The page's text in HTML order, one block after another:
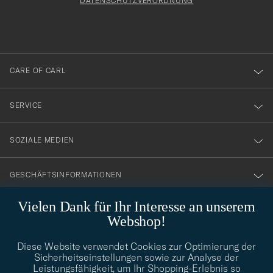
Vielen Dank für Ihr Interesse an unserem
Webshop!
Diese Website verwendet Cookies zur Optimierung der
Sicherheitseinstellungen sowie zur Analyse der
Leistungsfähigkeit, um Ihr Shopping-Erlebnis so
dig
till
vårt
nyhetsbrev!
CARE OF CARL
SERVICE
SOZIALE MEDIEN
GESCHÄFTSINFORMATIONEN
Benötigen Sie Hilfe bei der Suche nach Ihrem persönlichen Stil?
Wenden Sie sich an uns, wir helfen Ihnen gerne weiter!